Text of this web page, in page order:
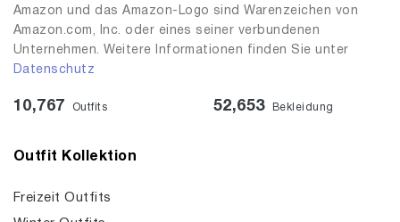
Amazon und das Amazon-Logo sind Warenzeichen von
Amazon.com, Inc. oder eines seiner verbundenen
Unternehmen. Weitere Informationen finden Sie unter
Datenschutz
10,767 Outfits 52,653 Bekleidung
Outfit Kollektion
Freizeit Outfits